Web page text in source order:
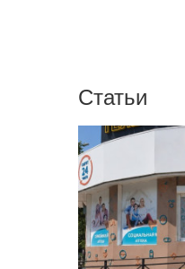
Статьи